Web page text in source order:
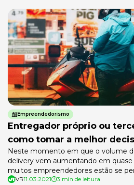
Empreendedorismo
Entregador próprio ou
como tomar a melhor
Neste momento em que o volume
delivery vem aumentando em
muitos empreendedores estão se
melhor maneira de realizar as
VR11.03.2021 3 min de leitura